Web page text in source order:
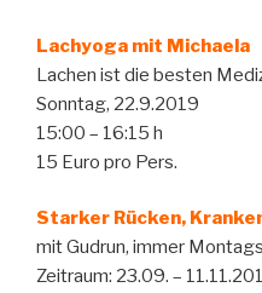
Lachyoga mit Michaela
Lachen ist die besten
Sonntag, 22.9.2019
15:00 – 16:15 h
15 Euro pro Pers.
Starker Rücken,
mit Gudrun, immer
Zeitraum: 23.09. –